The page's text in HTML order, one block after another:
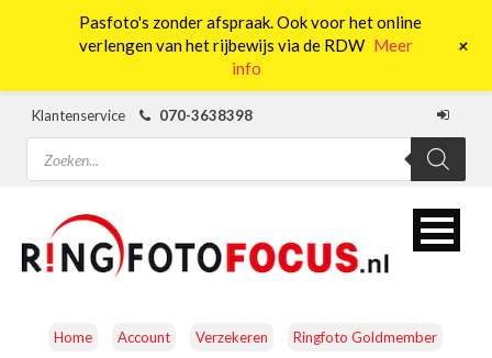
Klantenservice
070-3638398
Producten
zoeken
Home Account Verzekeren Ringfoto Goldmember
Pasfoto's zonder afspraak. Ook voor het online
verlengen van het rijbewijs via de RDW Meer
info
+